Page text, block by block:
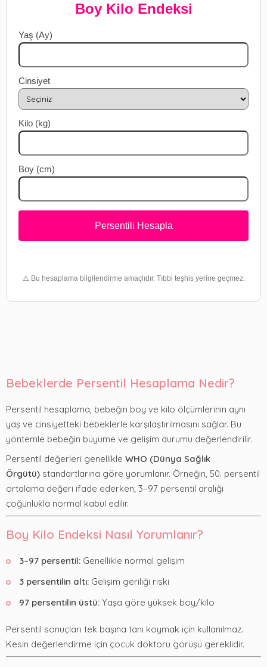
Boy Kilo Endeksi
Yaş (Ay)
Cinsiyet
Kilo (kg)
Boy (cm)
Persentili Hesapla
⚠️ Bu hesaplama bilgilendirme amaçlıdır. Tıbbi teşhis yerine geçmez.
Bebeklerde Persentil Hesaplama Nedir?
Persentil hesaplama, bebeğin boy ve kilo ölçümlerinin aynı
yaş ve cinsiyetteki bebeklerle karşılaştırılmasını sağlar. Bu
yöntemle bebeğin büyüme ve gelişim durumu değerlendirilir.
Persentil değerleri genellikle WHO (Dünya Sağlık
Örgütü) standartlarına göre yorumlanır. Örneğin, 50. persentil
ortalama değeri ifade ederken; 3–97 persentil aralığı
çoğunlukla normal kabul edilir.
Boy Kilo Endeksi Nasıl Yorumlanır?
3–97 persentil: Genellikle normal gelişim
3 persentilin altı: Gelişim geriliği riski
97 persentilin üstü: Yaşa göre yüksek boy/kilo
Persentil sonuçları tek başına tanı koymak için kullanılmaz.
Kesin değerlendirme için çocuk doktoru görüşü gereklidir.